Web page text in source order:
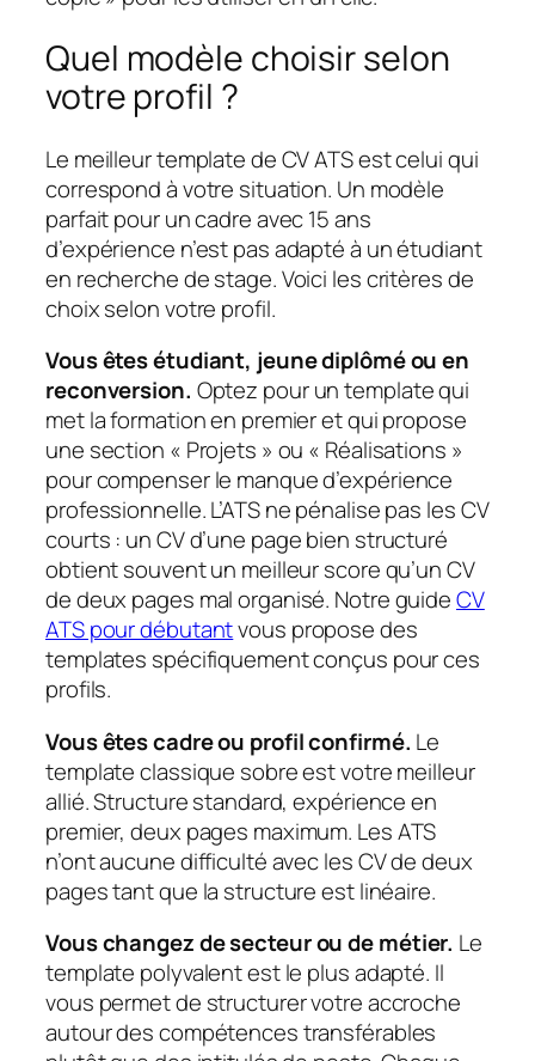
Quel modèle choisir selon
votre profil ?
Le meilleur template de CV ATS est celui qui
correspond à votre situation. Un modèle
parfait pour un cadre avec 15 ans
d’expérience n’est pas adapté à un étudiant
en recherche de stage. Voici les critères de
choix selon votre profil.
Vous êtes étudiant, jeune diplômé ou en
reconversion. Optez pour un template qui
met la formation en premier et qui propose
une section « Projets » ou « Réalisations »
pour compenser le manque d’expérience
professionnelle. L’ATS ne pénalise pas les CV
courts : un CV d’une page bien structuré
obtient souvent un meilleur score qu’un CV
de deux pages mal organisé. Notre guideCV
ATS pour débutantvous propose des
templates spécifiquement conçus pour ces
profils.
Vous êtes cadre ou profil confirmé. Le
template classique sobre est votre meilleur
allié. Structure standard, expérience en
premier, deux pages maximum. Les ATS
n’ont aucune difficulté avec les CV de deux
pages tant que la structure est linéaire.
Vous changez de secteur ou de métier. Le
template polyvalent est le plus adapté. Il
vous permet de structurer votre accroche
autour des compétences transférables